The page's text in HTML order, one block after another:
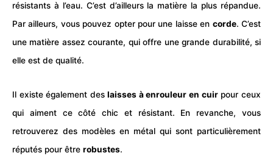
résistants à l’eau. C’est d’ailleurs la matière la plus répandue.
Par ailleurs, vous pouvez opter pour une laisse en corde. C’est
une matière assez courante, qui offre une grande durabilité, si
elle est de qualité.
Il existe également des laisses à enrouleur en cuirpour ceux
qui aiment ce côté chic et résistant. En revanche, vous
retrouverez des modèles en métal qui sont particulièrement
réputés pour être robustes.